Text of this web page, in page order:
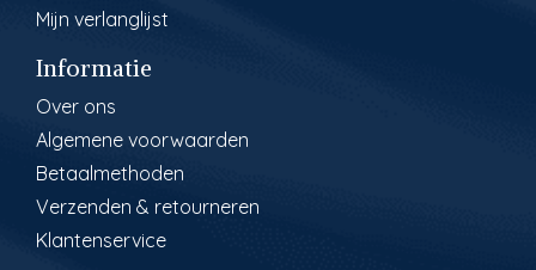
Mijn verlanglijst
Informatie
Over ons
Algemene voorwaarden
Betaalmethoden
Verzenden & retourneren
Klantenservice